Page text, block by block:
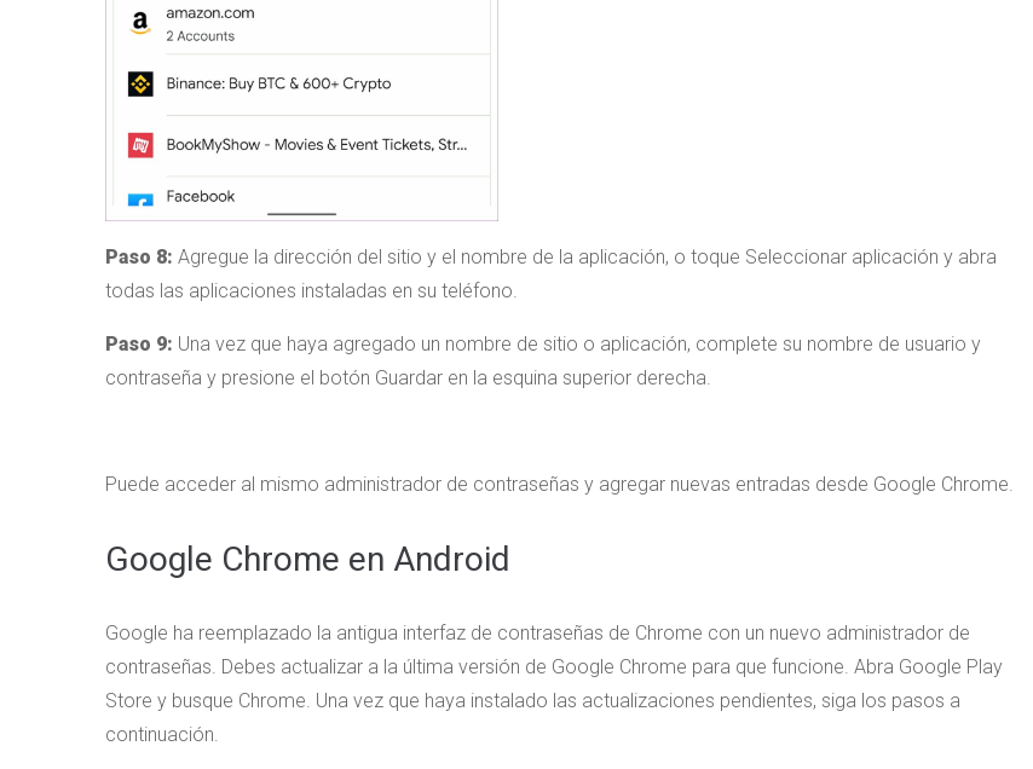
Paso 8: Agregue la dirección del sitio y el nombre de la aplicación, o toque Seleccionar aplicación y abra
todas las aplicaciones instaladas en su teléfono.
Paso 9: Una vez que haya agregado un nombre de sitio o aplicación, complete su nombre de usuario y
contraseña y presione el botón Guardar en la esquina superior derecha.
Puede acceder al mismo administrador de contraseñas y agregar nuevas entradas desde Google Chrome.
Google Chrome en Android
Google ha reemplazado la antigua interfaz de contraseñas de Chrome con un nuevo administrador de
contraseñas. Debes actualizar a la última versión de Google Chrome para que funcione. Abra Google Play
Store y busque Chrome. Una vez que haya instalado las actualizaciones pendientes, siga los pasos a
continuación.